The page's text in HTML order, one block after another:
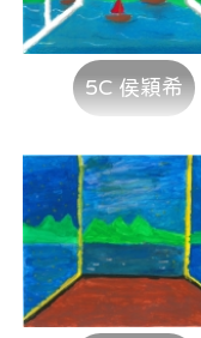
5C 侯穎希